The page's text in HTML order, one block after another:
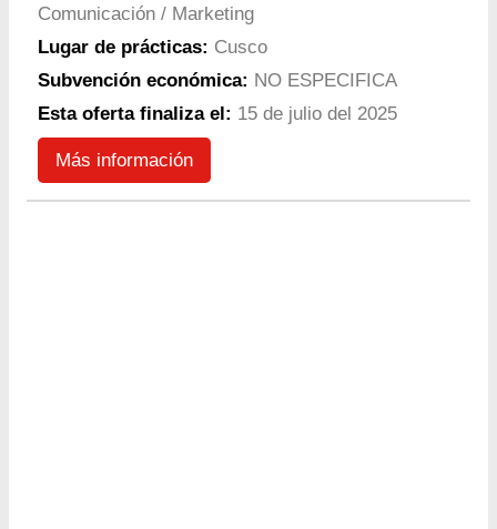
Comunicación / Marketing
Lugar de prácticas: Cusco
Subvención económica: NO ESPECIFICA
Esta oferta finaliza el: 15 de julio del 2025
Más información